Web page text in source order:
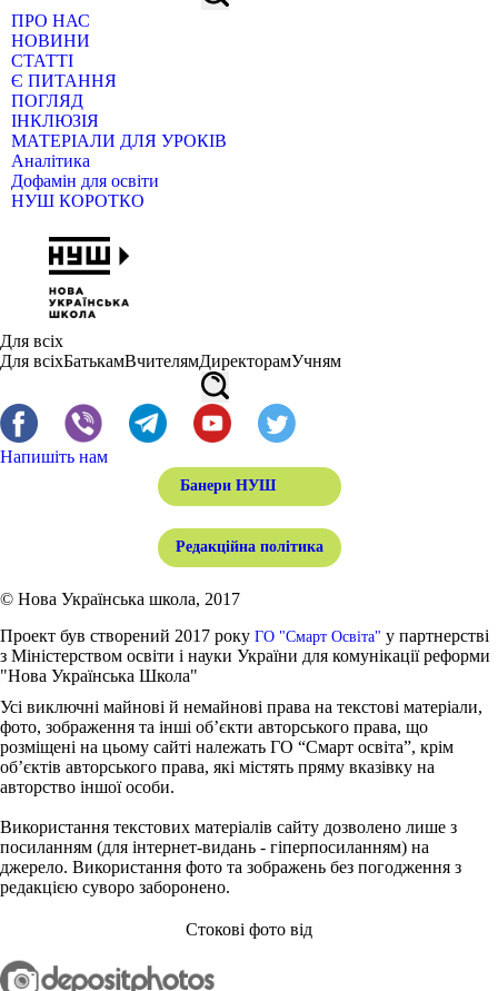
ПРО НАС
НОВИНИ
СТАТТІ
Є ПИТАННЯ
ПОГЛЯД
ІНКЛЮЗІЯ
МАТЕРІАЛИ ДЛЯ УРОКІВ
Аналітика
Дофамін для освіти
НУШ КОРОТКО
Для всіх
Для всіхБатькамВчителямДиректорамУчням
Напишіть нам
Банери НУШ
Редакційна політика
© Нова Українська школа, 2017
Проект був створений 2017 року ГО "Смарт Освіта" у партнерстві
з Міністерством освіти і науки України для комунікації реформи
"Нова Українська Школа"
Усі виключні майнові й немайнові права на текстові матеріали,
фото, зображення та інші об’єкти авторського права, що
розміщені на цьому сайті належать ГО “Смарт освіта”, крім
об’єктів авторського права, які містять пряму вказівку на
авторство іншої особи.
Використання текстових матеріалів сайту дозволено лише з
посиланням (для інтернет-видань - гіперпосиланням) на
джерело. Використання фото та зображень без погодження з
редакцією суворо заборонено.
Стокові фото від